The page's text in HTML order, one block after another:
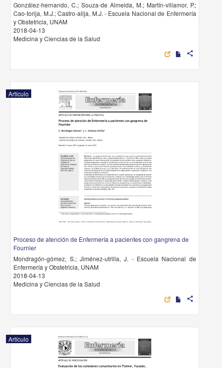
González-hernando, C.; Souza-de Almeida, M.; Martín-villamor, P.;
Cao-torija, M.J.; Castro-alija, M.J. - Escuela Nacional de Enfermería
y Obstetricia, UNAM
2018-04-13
Medicina y Ciencias de la Salud
share
Artículo
Proceso de atención de Enfermería a pacientes con gangrena de
Fournier
Mondragón-gómez, S.; Jiménez-utrilla, J. - Escuela Nacional de
Enfermería y Obstetricia, UNAM
2018-04-13
Medicina y Ciencias de la Salud
share
Artículo